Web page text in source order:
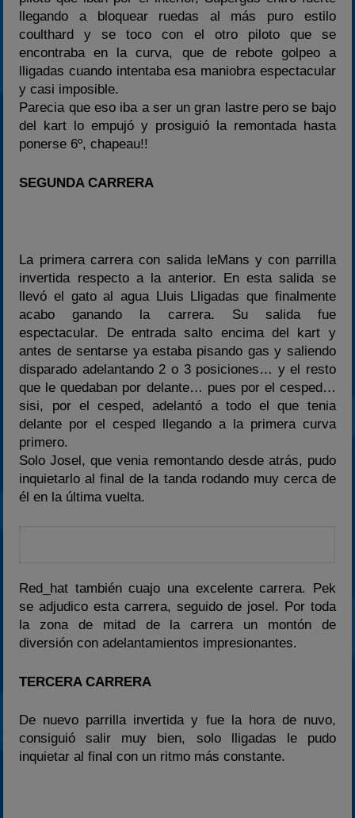
llegando a bloquear ruedas al más puro estilo
coulthard y se toco con el otro piloto que se
encontraba en la curva, que de rebote golpeo a
lligadas cuando intentaba esa maniobra espectacular
y casi imposible.
Parecia que eso iba a ser un gran lastre pero se bajo
del kart lo empujó y prosiguió la remontada hasta
ponerse 6º, chapeau!!
SEGUNDA CARRERA
La primera carrera con salida leMans y con parrilla
invertida respecto a la anterior. En esta salida se
llevó el gato al agua Lluis Lligadas que finalmente
acabo ganando la carrera. Su salida fue
espectacular. De entrada salto encima del kart y
antes de sentarse ya estaba pisando gas y saliendo
disparado adelantando 2 o 3 posiciones… y el resto
que le quedaban por delante… pues por el cesped…
sisi, por el cesped, adelantó a todo el que tenia
delante por el cesped llegando a la primera curva
primero.
Solo Josel, que venia remontando desde atrás, pudo
inquietarlo al final de la tanda rodando muy cerca de
él en la última vuelta.
Red_hat también cuajo una excelente carrera. Pek
se adjudico esta carrera, seguido de josel. Por toda
la zona de mitad de la carrera un montón de
diversión con adelantamientos impresionantes.
TERCERA CARRERA
De nuevo parrilla invertida y fue la hora de nuvo,
consiguió salir muy bien, solo lligadas le pudo
inquietar al final con un ritmo más constante.